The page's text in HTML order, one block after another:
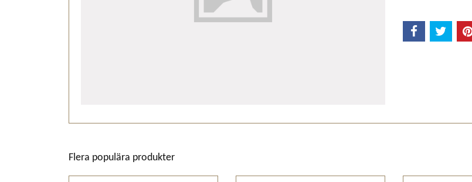
Flera populära produkter